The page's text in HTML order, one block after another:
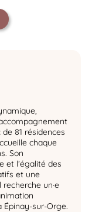
81 résidences
chaque
Son
et l’égalité des
et une
un·e
sur-Orge.